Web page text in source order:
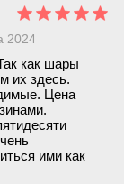
2024
как шары
их здесь.
Цена
ими как